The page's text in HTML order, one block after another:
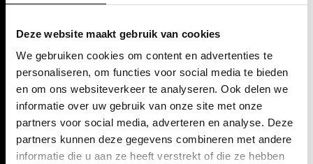
Deze website maakt gebruik van cookies
We gebruiken cookies om content en advertenties te
personaliseren, om functies voor social media te bieden
en om ons websiteverkeer te analyseren. Ook delen we
informatie over uw gebruik van onze site met onze
partners voor social media, adverteren en analyse. Deze
partners kunnen deze gegevens combineren met andere
informatie die u aan ze heeft verstrekt of die ze hebben
PUUR
Wim Vandekeybus
INFO EN TICKETS